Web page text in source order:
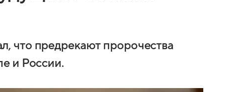
что предрекают пророчества
и России.